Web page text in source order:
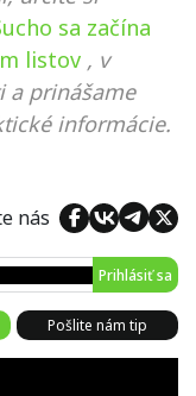
sa začína
listov , v
a prinášame
informácie.
nás
Prihlásiť sa
Pošlite nám tip